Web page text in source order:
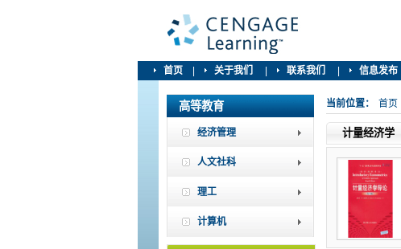
首页 关于我们 联系我们 信息发布
高等教育
经济管理
人文社科
理工
计算机
当前位置： 首页
计量经济学